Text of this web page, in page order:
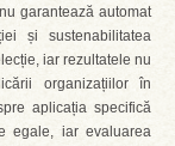
garantează automat
și sustenabilitatea
iar rezultatele nu
organizațiilor în
aplicația specifică
egale, iar evaluarea